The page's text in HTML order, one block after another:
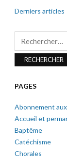
Derniers articles
PAGES
Abonnement
Accueil et
Baptême
Catéchisme
Chorales